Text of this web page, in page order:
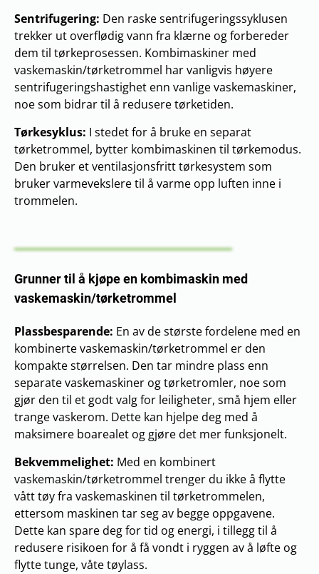
Sentrifugering: Den raske sentrifugeringssyklusen
trekker ut overflødig vann fra klærne og forbereder
dem til tørkeprosessen. Kombimaskiner med
vaskemaskin/tørketrommel har vanligvis høyere
sentrifugeringshastighet enn vanlige vaskemaskiner,
noe som bidrar til å redusere tørketiden.
Tørkesyklus: I stedet for å bruke en separat
tørketrommel, bytter kombimaskinen til tørkemodus.
Den bruker et ventilasjonsfritt tørkesystem som
bruker varmevekslere til å varme opp luften inne i
trommelen.
Grunner til å kjøpe en kombimaskin med
vaskemaskin/tørketrommel
Plassbesparende: En av de største fordelene med en
kombinerte vaskemaskin/tørketrommel er den
kompakte størrelsen. Den tar mindre plass enn
separate vaskemaskiner og tørketromler, noe som
gjør den til et godt valg for leiligheter, små hjem eller
trange vaskerom. Dette kan hjelpe deg med å
maksimere boarealet og gjøre det mer funksjonelt.
Bekvemmelighet: Med en kombinert
vaskemaskin/tørketrommel trenger du ikke å flytte
vått tøy fra vaskemaskinen til tørketrommelen,
ettersom maskinen tar seg av begge oppgavene.
Dette kan spare deg for tid og energi, i tillegg til å
redusere risikoen for å få vondt i ryggen av å løfte og
flytte tunge, våte tøylass.